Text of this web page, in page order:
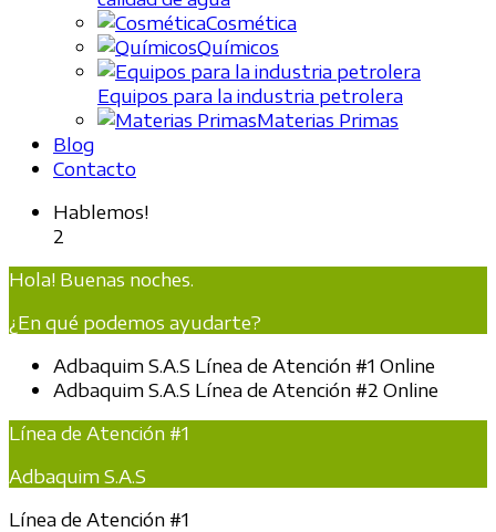
Cosmética
Químicos
Equipos para la industria petrolera
Materias Primas
Blog
Contacto
Hablemos!
2
Hola! Buenas noches.
¿En qué podemos ayudarte?
Adbaquim S.A.S Línea de Atención #1 Online
Adbaquim S.A.S Línea de Atención #2 Online
Línea de Atención #1
Adbaquim S.A.S
Línea de Atención #1